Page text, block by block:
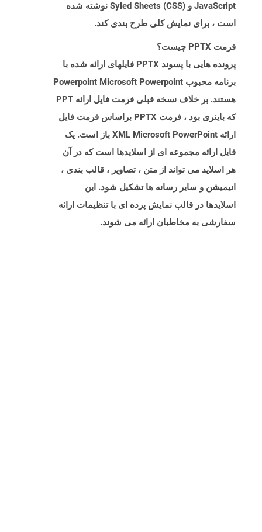
JavaScript و Syled Sheets (CSS) نوشته شده
است ، برای نمایش کلی طرح بندی کند.
فرمت PPTX چیست؟
پرونده هایی با پسوند PPTX فایلهای ارائه شده با
برنامه محبوب Powerpoint Microsoft Powerpoint
هستند. بر خلاف نسخه قبلی فرمت فایل ارائه PPT
که باینری بود ، فرمت PPTX براساس فرمت فایل
ارائه XML Microsoft PowerPoint باز است. یک
فایل ارائه مجموعه ای از اسلایدها است که در آن
هر اسلاید می تواند از متن ، تصاویر ، قالب بندی ،
انیمیشن و سایر رسانه ها تشکیل شود. این
اسلایدها در قالب نمایش پرده ای با تنظیمات ارائه
سفارشی به مخاطبان ارائه می شوند.